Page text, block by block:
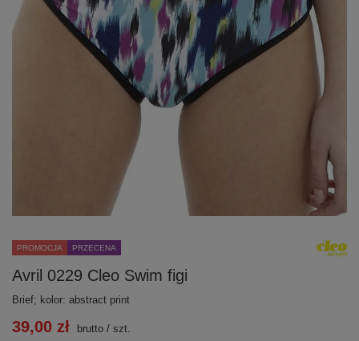
PROMOCJA PRZECENA
Avril 0229 Cleo Swim figi
Brief; kolor: abstract print
39,00 zł brutto / szt.